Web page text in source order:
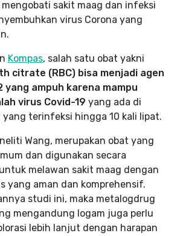
sakit maag dan infeksi
virus Corona yang
Kompas, salah satu obat yakni
citrate (RBC) bisa menjadi agen
yang ampuh karena mampu
virus Covid-19 yang ada di
terinfeksi hingga 10 kali lipat.
Wang, merupakan obat yang
dan digunakan secara
melawan sakit maag dengan
yang aman dan komprehensif.
studi ini, maka metalogdrug
mengandung logam juga perlu
lebih lanjut dengan harapan